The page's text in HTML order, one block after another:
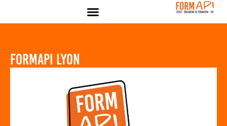
FORMAPI LYON
Panneau de gestion des cookies